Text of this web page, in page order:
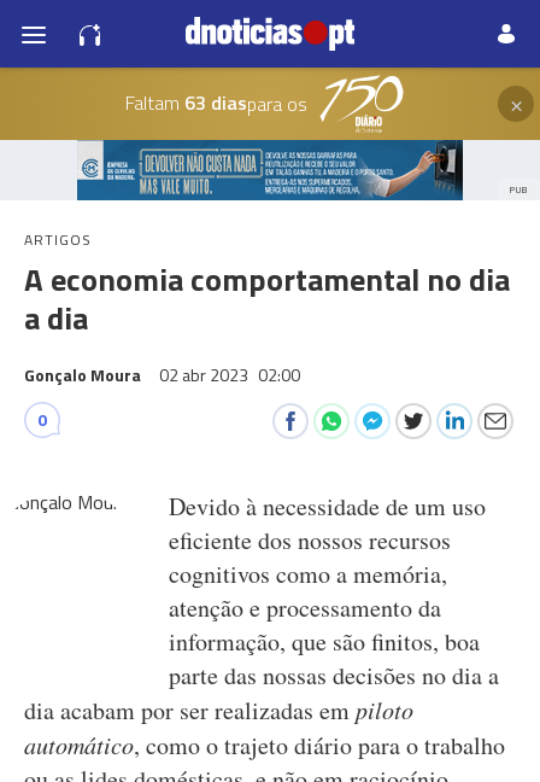
Faltam 63 diaspara os ×
PUB
ARTIGOS
A economia comportamental no dia
a dia
Gonçalo Moura 02 abr 2023 02:00
0
Devido à necessidade de um uso
eficiente dos nossos recursos
cognitivos como a memória,
atenção e processamento da
informação, que são finitos, boa
parte das nossas decisões no dia a
dia acabam por ser realizadas empiloto
automático, como o trajeto diário para o trabalho